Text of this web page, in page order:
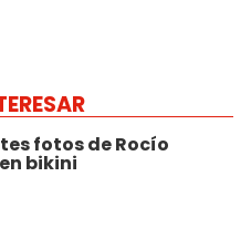
fotos de Rocío
bikini